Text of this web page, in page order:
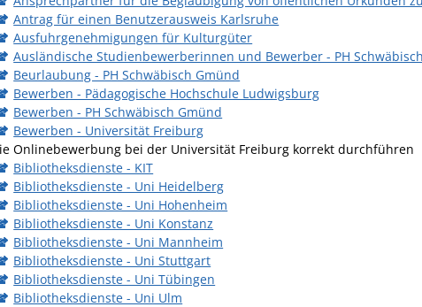
Antrag für einen Benutzerausweis Karlsruhe
Ausfuhrgenehmigungen für Kulturgüter
Ausländische Studienbewerberinnen und Bewerber - PH
Beurlaubung - PH Schwäbisch Gmünd
Bewerben - Pädagogische Hochschule Ludwigsburg
Bewerben - PH Schwäbisch Gmünd
Bewerben - Universität Freiburg
Onlinebewerbung bei der Universität Freiburg korrekt durchführen
Bibliotheksdienste - KIT
Bibliotheksdienste - Uni Heidelberg
Bibliotheksdienste - Uni Hohenheim
Bibliotheksdienste - Uni Konstanz
Bibliotheksdienste - Uni Mannheim
Bibliotheksdienste - Uni Stuttgart
Bibliotheksdienste - Uni Tübingen
Bibliotheksdienste - Uni Ulm